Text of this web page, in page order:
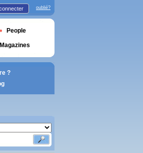
oublié?
People
?